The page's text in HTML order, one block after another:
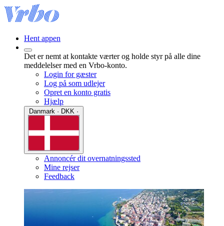
Hent appen
Det er nemt at kontakte værter og holde styr på alle dine
meddelelser med en Vrbo-konto.
Login for gæster
Log på som udlejer
Opret en konto gratis
Hjælp
Annoncér dit overnatningssted
Mine rejser
Feedback